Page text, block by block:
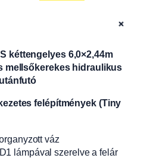
+
kéttengelyes 6,0×2,44m
mellsőkerekes hidraulikus
felépítmények (Tiny
váz
lámpával szerelve a felár